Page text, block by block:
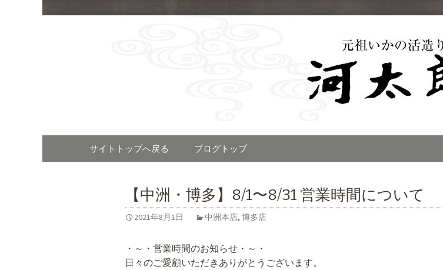
福岡で呼子のイカの
「河太郎」のブログ
サイトトップへ戻る ブログトップ
【中洲・博多】8/1〜8/31 営業時間について
2021年8月1日 中洲本店, 博多店
・～・営業時間のお知らせ・～・
日々のご愛顧いただきありがとうございます。